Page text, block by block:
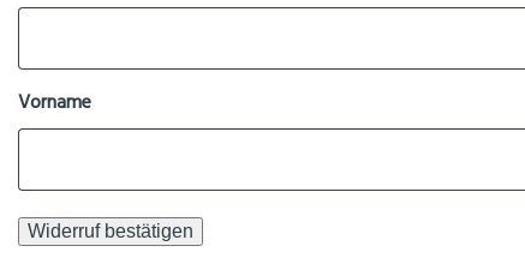
E-
Mail
Vorname
Widerruf bestätigen